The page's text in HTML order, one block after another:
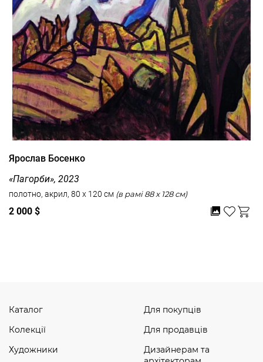
Ярослав Босенко
«Пагорби», 2023
полотно, акрил, 80 x 120 см (в рамі 88 x 128 см)
2 000 $
Каталог
Колекції
Художники
Для покупців
Для продавців
Дизайнерам та